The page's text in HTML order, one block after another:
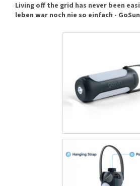
Living off the grid has never been
leben war noch nie so einfach -